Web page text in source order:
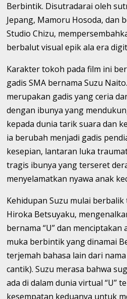
Berbintik. Disutradarai oleh
Jepang, Mamoru Hosoda, dan
Studio Chizu,
berbalut visual epik ala era
Karakter tokoh pada film ini
gadis SMA bernama Suzu
merupakan gadis yang ceria
dengan ibunya yang
kepada dunia tarik suara dan
ia berubah menjadi gadis
kesepian, lantaran luka
tragis ibunya yang terseret
menyelamatkan nyawa anak
Kehidupan Suzu mulai
Hiroka Betsuyaku,
bernama “U” dan
muka berbintik yang dinamai
terjemah bahasa lain dari
cantik). Suzu merasa bahwa
ada di dalam dunia virtual “U”
kesempatan keduanya untuk